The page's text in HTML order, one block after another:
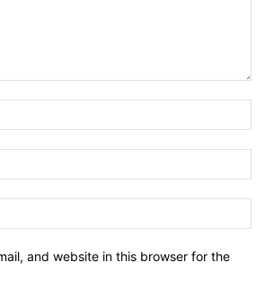
and website in this browser for the